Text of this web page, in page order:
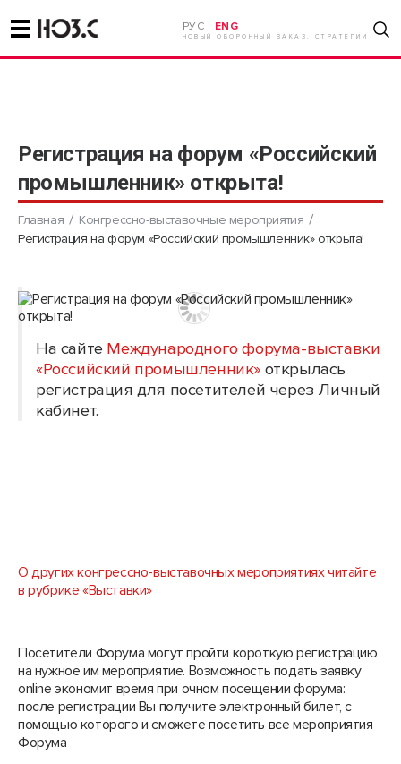
РУС | ENG
НОВЫЙ ОБОРОННЫЙ ЗАКАЗ. СТРАТЕГИИ
Регистрация на форум «Российский
промышленник» открыта!
Главная
Конгрессно-выставочные мероприятия
Регистрация на форум «Российский промышленник» открыта!
На сайте Международного форума-выставки
«Российский промышленник» открылась
регистрация для посетителей через Личный
кабинет.
О других конгрессно-выставочных мероприятиях читайте
в рубрике «Выставки»
Посетители Форума могут пройти короткую регистрацию
на нужное им мероприятие. Возможность подать заявку
online экономит время при очном посещении форума:
после регистрации Вы получите электронный билет, с
помощью которого и сможете посетить все мероприятия
Форума